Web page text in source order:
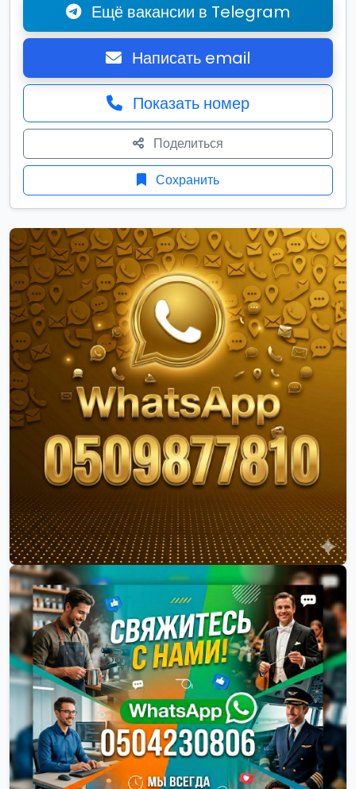
Ещё вакансии в Telegram
Написать email
Показать номер
Поделиться
Сохранить